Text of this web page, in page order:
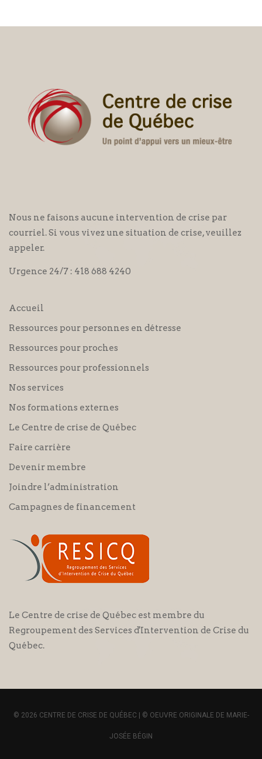
Nous ne faisons aucune intervention de crise par
courriel. Si vous vivez une situation de crise, veuillez
appeler.
Urgence 24/7 : 418 688 4240
Accueil
Ressources pour personnes en détresse
Ressources pour proches
Ressources pour professionnels
Nos services
Nos formations externes
Le Centre de crise de Québec
Faire carrière
Devenir membre
Joindre l’administration
Campagnes de financement
Le Centre de crise de Québec est membre du
Regroupement des Services d'Intervention de Crise du
Québec.
© 2026 CENTRE DE CRISE DE QUÉBEC | © OEUVRE ORIGINALE DE MARIE-
JOSÉE BÉGIN